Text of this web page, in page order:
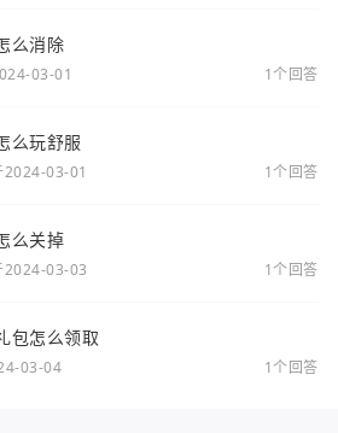
么消除
03-01 1个回答
么玩舒服
2024-03-01 1个回答
么关掉
2024-03-03 1个回答
包怎么领取
03-04 1个回答